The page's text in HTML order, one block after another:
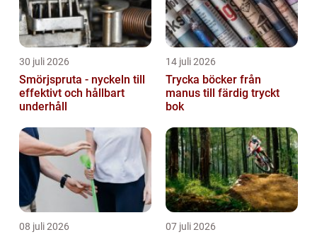
30 juli 2026
Smörjspruta - nyckeln till
effektivt och hållbart
underhåll
14 juli 2026
Trycka böcker från
manus till färdig tryckt
bok
08 juli 2026 07 juli 2026